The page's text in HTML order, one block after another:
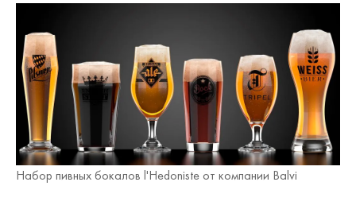
Набор пивных бокалов l'Hedoniste от компании Balvi